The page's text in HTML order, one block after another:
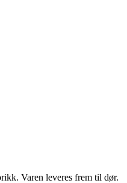
Varen leveres frem til dør.